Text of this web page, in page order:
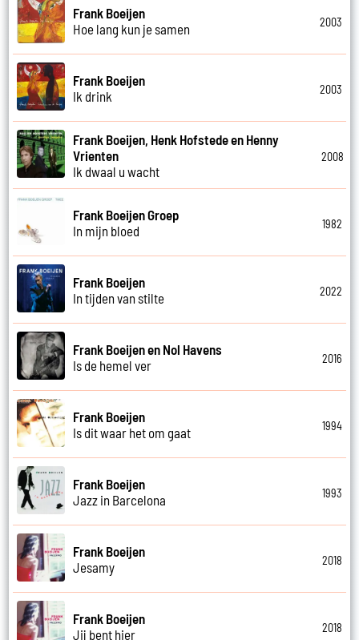
Frank Boeijen
Hoe lang kun je samen
2003
Frank Boeijen
Ik drink
2003
Frank Boeijen, Henk Hofstede en Henny
Vrienten
Ik dwaal u wacht
2008
Frank Boeijen Groep
In mijn bloed
1982
Frank Boeijen
In tijden van stilte
2022
Frank Boeijen en Nol Havens
Is de hemel ver
2016
Frank Boeijen
Is dit waar het om gaat
1994
Frank Boeijen
Jazz in Barcelona
1993
Frank Boeijen
Jesamy
2018
Frank Boeijen
Jij bent hier
2018